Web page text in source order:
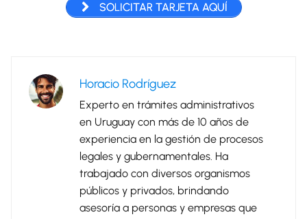
SOLICITAR TARJETA AQUÍ
Horacio Rodríguez
Experto en trámites administrativos
en Uruguay con más de 10 años de
experiencia en la gestión de procesos
legales y gubernamentales. Ha
trabajado con diversos organismos
públicos y privados, brindando
asesoría a personas y empresas que